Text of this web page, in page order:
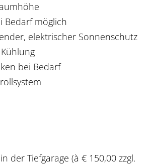
Bedarf möglich
elektrischer Sonnenschutz
bei Bedarf
der Tiefgarage (à € 150,00 zzgl.